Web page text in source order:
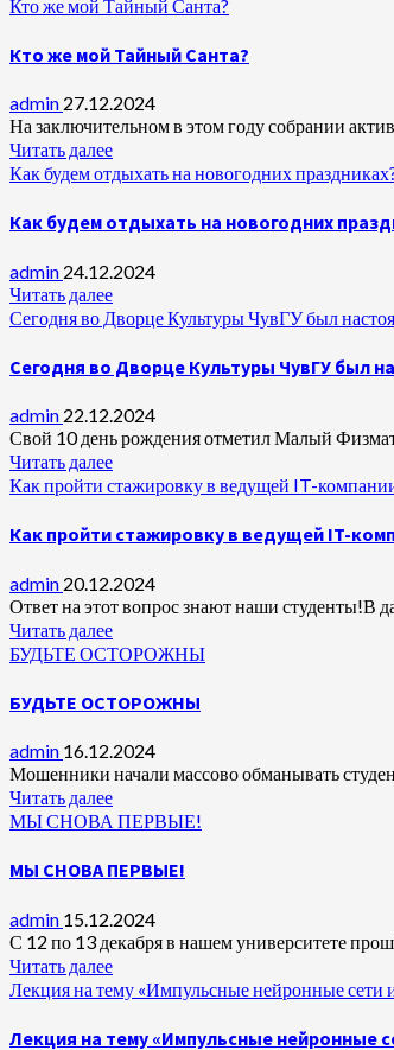
Кто же мой Тайный Санта?
Кто же мой Тайный Санта?
admin 27.12.2024
На заключительном в этом году собрании
Читать далее
Как будем отдыхать на новогодних
Как будем отдыхать на новогодних
admin 24.12.2024
Читать далее
Сегодня во Дворце Культуры ЧувГУ был
Сегодня во Дворце Культуры ЧувГУ был
admin 22.12.2024
Свой 10 день рождения отметил Малый
Читать далее
Как пройти стажировку в ведущей IT-
Как пройти стажировку в ведущей IT-
admin 20.12.2024
Ответ на этот вопрос знают наши студенты!В
Читать далее
БУДЬТЕ ОСТОРОЖНЫ
БУДЬТЕ ОСТОРОЖНЫ
admin 16.12.2024
Мошенники начали массово обманывать
Читать далее
МЫ СНОВА ПЕРВЫЕ!
МЫ СНОВА ПЕРВЫЕ!
admin 15.12.2024
С 12 по 13 декабря в нашем университете
Читать далее
Лекция на тему «Импульсные нейронные сети
Лекция на тему «Импульсные нейронные